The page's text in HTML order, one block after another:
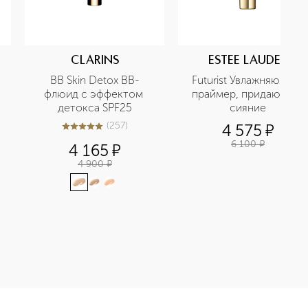
CLARINS
BB Skin Detox BB-
флюид с эффектом
детокса SPF25
5из 5257 (257)
4 165 ¤
4 900 ¤
ESTEE LAUDER
Futurist Увлажняющий
праймер, придающий
сияние
4 575 ¤
6 100 ¤